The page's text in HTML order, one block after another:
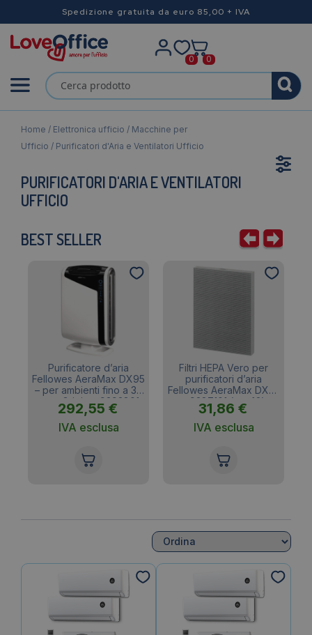
Spedizione gratuita da euro 85,00 + IVA
0 0
Home / Elettronica ufficio / Macchine per
Ufficio / Purificatori d'Aria e Ventilatori Ufficio
PURIFICATORI D'ARIA E VENTILATORI
UFFICIO
BEST SELLER
Purificatore d’aria
Fellowes AeraMax DX95
– per ambienti fino a 30
mq – Grigio – 9393801
292,55 €
IVA esclusa
Filtri HEPA Vero per
purificatori d’aria
Fellowes AeraMax DX55
– 9287101 (conf.2)
31,86 €
IVA esclusa